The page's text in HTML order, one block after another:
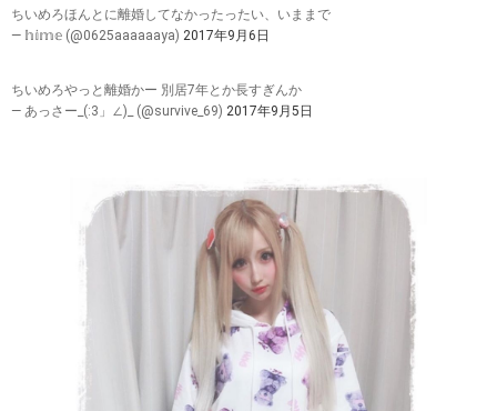
ちいめろほんとに離婚してなかったったい、いままで
— 𝕙𝕚𝕞𝕖 (@0625aaaaaaya) 2017年9月6日
ちいめろやっと離婚かー 別居7年とか長すぎんか
— あっさー_(:3」∠)_ (@survive_69) 2017年9月5日